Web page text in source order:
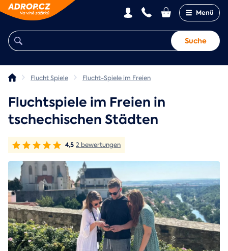
Menü
Suche
Flucht Spiele Flucht-Spiele im Freien
Fluchtspiele im Freien in
tschechischen Städten
4,5 2 bewertungen